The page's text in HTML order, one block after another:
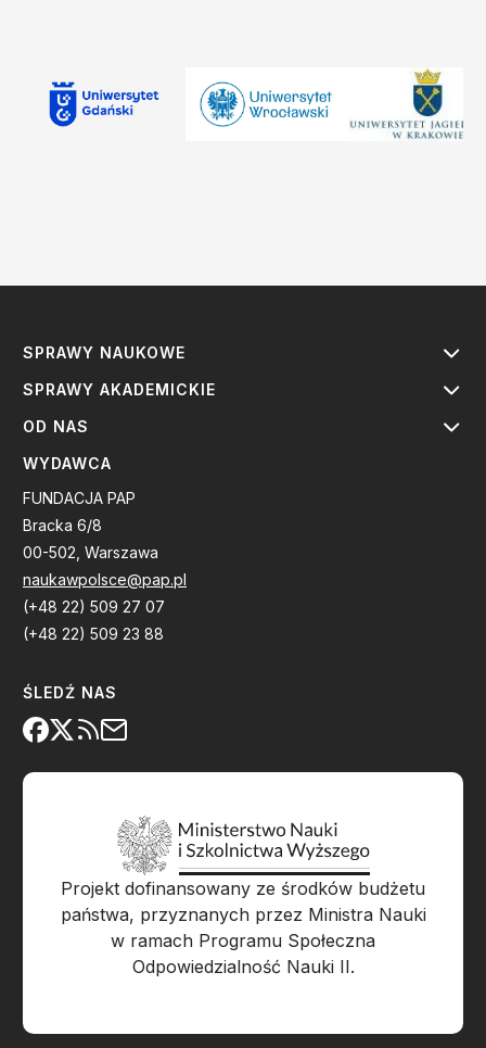
SPRAWY NAUKOWE
SPRAWY AKADEMICKIE
OD NAS
WYDAWCA
FUNDACJA PAP
Bracka 6/8
00-502, Warszawa
naukawpolsce@pap.pl
(+48 22) 509 27 07
(+48 22) 509 23 88
ŚLEDŹ NAS
Projekt dofinansowany ze środków budżetu
państwa, przyznanych przez Ministra Nauki
w ramach Programu Społeczna
Odpowiedzialność Nauki II.